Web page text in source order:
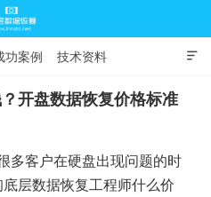

功案例 技术资料
开盘数据恢复价格标准
多客户在硬盘出现问题的时
层数据恢复工程师什么价